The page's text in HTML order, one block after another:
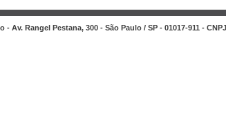
Rangel Pestana, 300 - São Paulo / SP - 01017-911 -